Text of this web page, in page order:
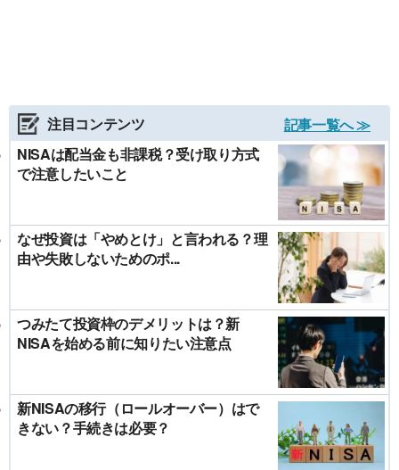
注目コンテンツ
記事一覧へ ≫
NISAは配当金も非課税？受け取り方式
で注意したいこと
なぜ投資は「やめとけ」と言われる？理
由や失敗しないためのポ...
つみたて投資枠のデメリットは？新
NISAを始める前に知りたい注意点
新NISAの移行（ロールオーバー）はで
きない？手続きは必要？